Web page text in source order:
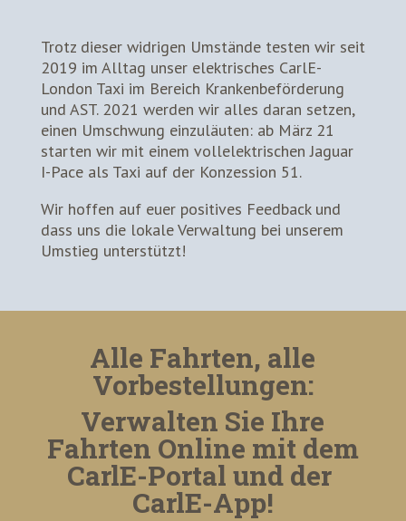
Trotz dieser widrigen Umstände testen wir seit
2019 im Alltag unser elektrisches CarlE-
London Taxi im Bereich Krankenbeförderung
und AST. 2021 werden wir alles daran setzen,
einen Umschwung einzuläuten: ab März 21
starten wir mit einem vollelektrischen Jaguar
I-Pace als Taxi auf der Konzession 51.
Wir hoffen auf euer positives Feedback und
dass uns die lokale Verwaltung bei unserem
Umstieg unterstützt!
Alle Fahrten, alle
Vorbestellungen:
Verwalten Sie Ihre
Fahrten Online mit dem
CarlE-Portal und der
CarlE-App!